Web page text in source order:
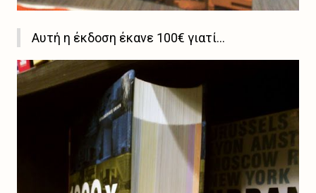
Αυτή η έκδοση έκανε 100€ γιατί...